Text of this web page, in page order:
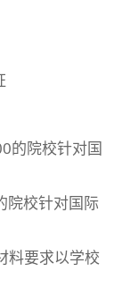
的院校针对国
院校针对国际
料要求以学校